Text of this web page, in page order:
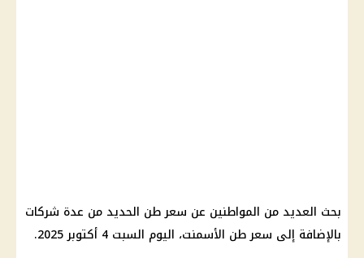
بحث العديد من المواطنين عن سعر طن الحديد من عدة شركات
بالإضافة إلى سعر طن الأسمنت، اليوم السبت 4 أكتوبر 2025.